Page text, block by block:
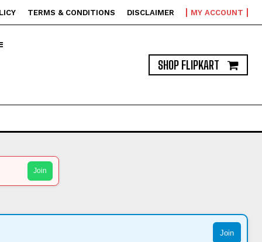
TERMS & CONDITIONS DISCLAIMER MY ACCOUNT
SHOP FLIPKART
Join
Join